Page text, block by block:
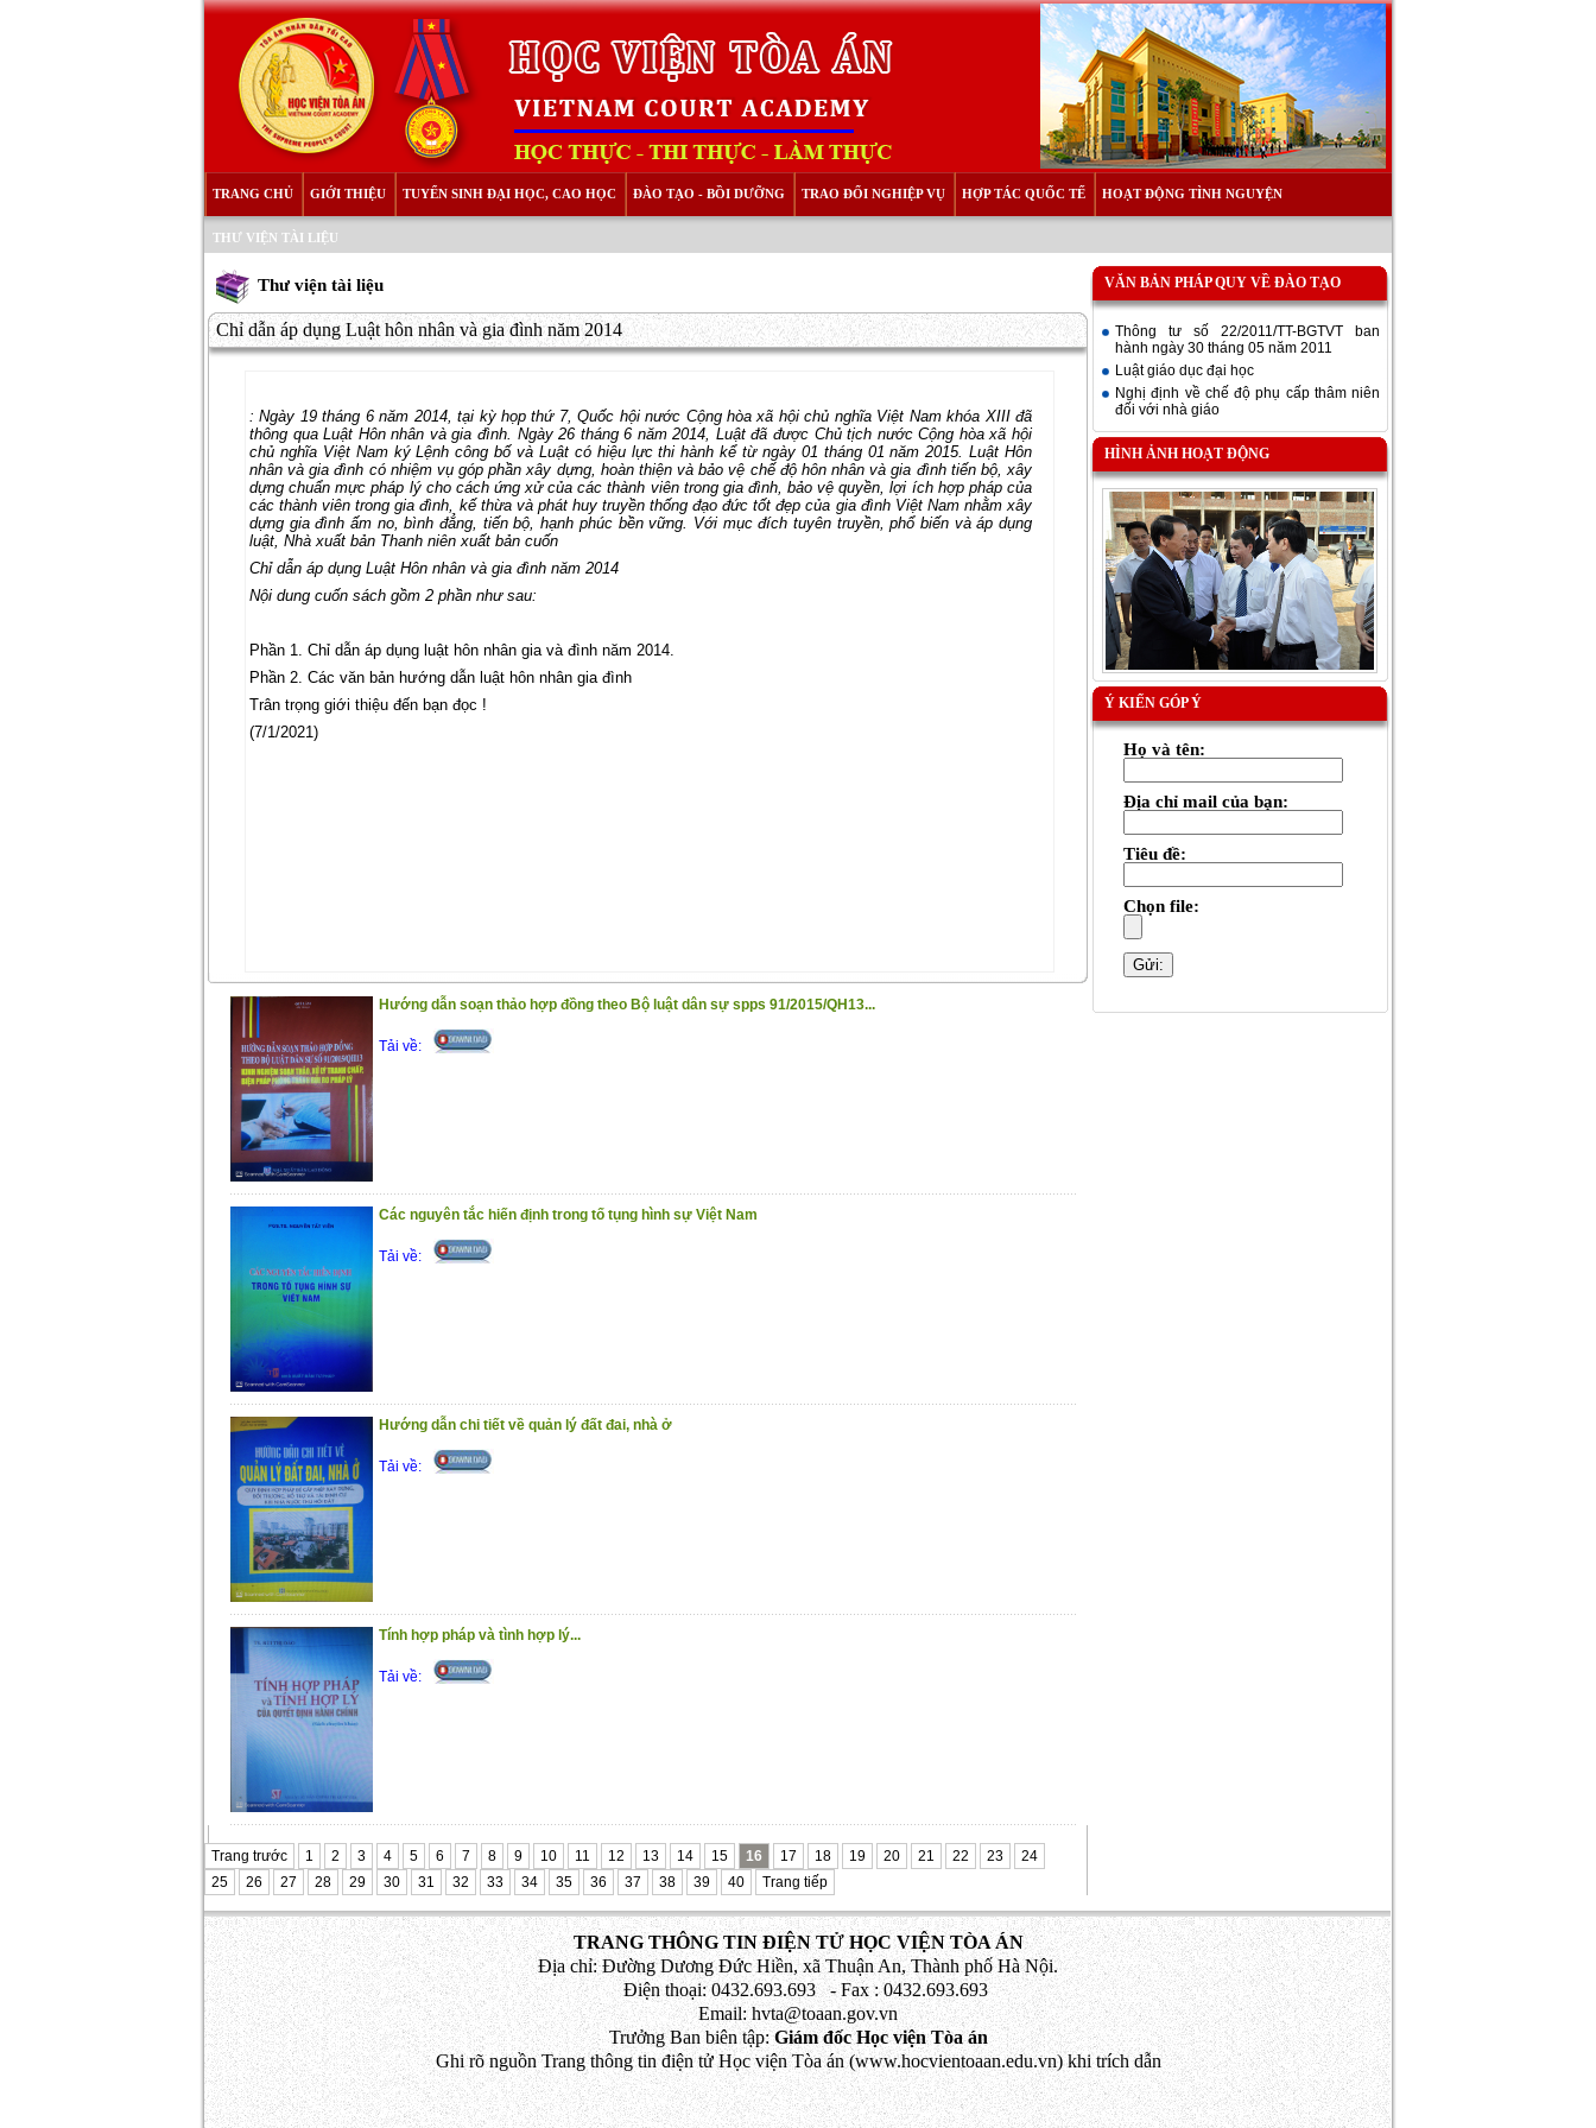
TRANG CHỦ GIỚI THIỆU TUYỂN SINH ĐẠI HỌC, CAO HỌC ĐÀO TẠO - BỒI DƯỠNG TRAO ĐỔI NGHIỆP VỤ HỢP TÁC QUỐC TẾ HOẠT ĐỘNG TÌNH NGUYỆN
THƯ VIỆN TÀI LIỆU
Thư viện tài liệu
Chỉ dẫn áp dụng Luật hôn nhân và gia đình năm 2014
:Ngày 19 tháng 6 năm 2014, tại kỳ họp thứ 7, Quốc hội nước Cộng hòa xã hội chủ nghĩa Việt Nam khóa XIII đã
thông qua Luật Hôn nhân và gia đình. Ngày 26 tháng 6 năm 2014, Luật đã được Chủ tịch nước Cộng hòa xã hội
chủ nghĩa Việt Nam ký Lệnh công bố và Luật có hiệu lực thi hành kể từ ngày 01 tháng 01 năm 2015. Luật Hôn
nhân và gia đình có nhiệm vụ góp phần xây dựng, hoàn thiện và bảo vệ chế độ hôn nhân và gia đình tiến bộ, xây
dựng chuẩn mực pháp lý cho cách ứng xử của các thành viên trong gia đình, bảo vệ quyền, lợi ích hợp pháp của
các thành viên trong gia đình, kế thừa và phát huy truyền thống đạo đức tốt đẹp của gia đình Việt Nam nhằm xây
dựng gia đình ấm no, bình đẳng, tiến bộ, hạnh phúc bền vững. Với mục đích tuyên truyền, phổ biến và áp dụng
luật, Nhà xuất bản Thanh niên xuất bản cuốn
Chỉ dẫn áp dụng Luật Hôn nhân và gia đình năm 2014
Nội dung cuốn sách gồm 2 phần như sau:
Phần 1. Chỉ dẫn áp dụng luật hôn nhân gia và đình năm 2014.
Phần 2. Các văn bản hướng dẫn luật hôn nhân gia đình
Trân trọng giới thiệu đến bạn đọc !
(7/1/2021)
Hướng dẫn soạn thảo hợp đồng theo Bộ luật dân sự spps 91/2015/QH13...
Tải về:
Các nguyên tắc hiến định trong tố tụng hình sự Việt Nam
Tải về:
Hướng dẫn chi tiết về quản lý đất đai, nhà ở
Tải về:
Tính hợp pháp và tình hợp lý...
Tải về:
Trang trước 1 2 3 4 5 6 7 8 9 10 11 12 13 14 15 16 17 18 19 20 21 22 23
24
25
26 27 28 29 30 31 32 33 34 35 36 37 38 39 40 Trang tiếp
VĂN BẢN PHÁP QUY VỀ ĐÀO TẠO
Thông tư số 22/2011/TT-BGTVT ban
hành ngày 30 tháng 05 năm 2011
Luật giáo dục đại học
Nghị định về chế độ phụ cấp thâm niên
đối với nhà giáo
HÌNH ẢNH HOẠT ĐỘNG
Ý KIẾN GÓP Ý
Họ và tên:
Địa chỉ mail của bạn:
Tiêu đề:
Chọn file:
TRANG THÔNG TIN ĐIỆN TỬ HỌC VIỆN TÒA ÁN
Địa chỉ: Đường Dương Đức Hiền, xã Thuận An, Thành phố Hà Nội.
Điện thoại: 0432.693.693 - Fax : 0432.693.693
Email: hvta@toaan.gov.vn
Trưởng Ban biên tập:Giám đốc Học viện Tòa án
Ghi rõ nguồn Trang thông tin điện tử Học viện Tòa án (www.hocvientoaan.edu.vn) khi trích dẫn